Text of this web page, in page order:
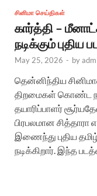
சினிமா செய்திகள்
கார்த்தி –
நடிக்கும் புதிய
May 25, 2026 - by
தென்னிந்திய
திறமைகள் கொண்ட
தயாரிப்பாளர்
பிரபலமான
இணைந்து புதிய
நடிக்கிறார். இந்த